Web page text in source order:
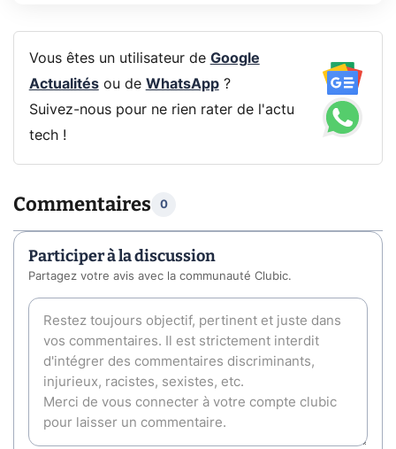
Vous êtes un utilisateur de Google
Actualitésou de WhatsApp?
Suivez-nous pour ne rien rater de l'actu
tech !
Commentaires 0
Participer à la discussion
Partagez votre avis avec la communauté Clubic.